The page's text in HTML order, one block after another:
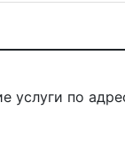
услуги по